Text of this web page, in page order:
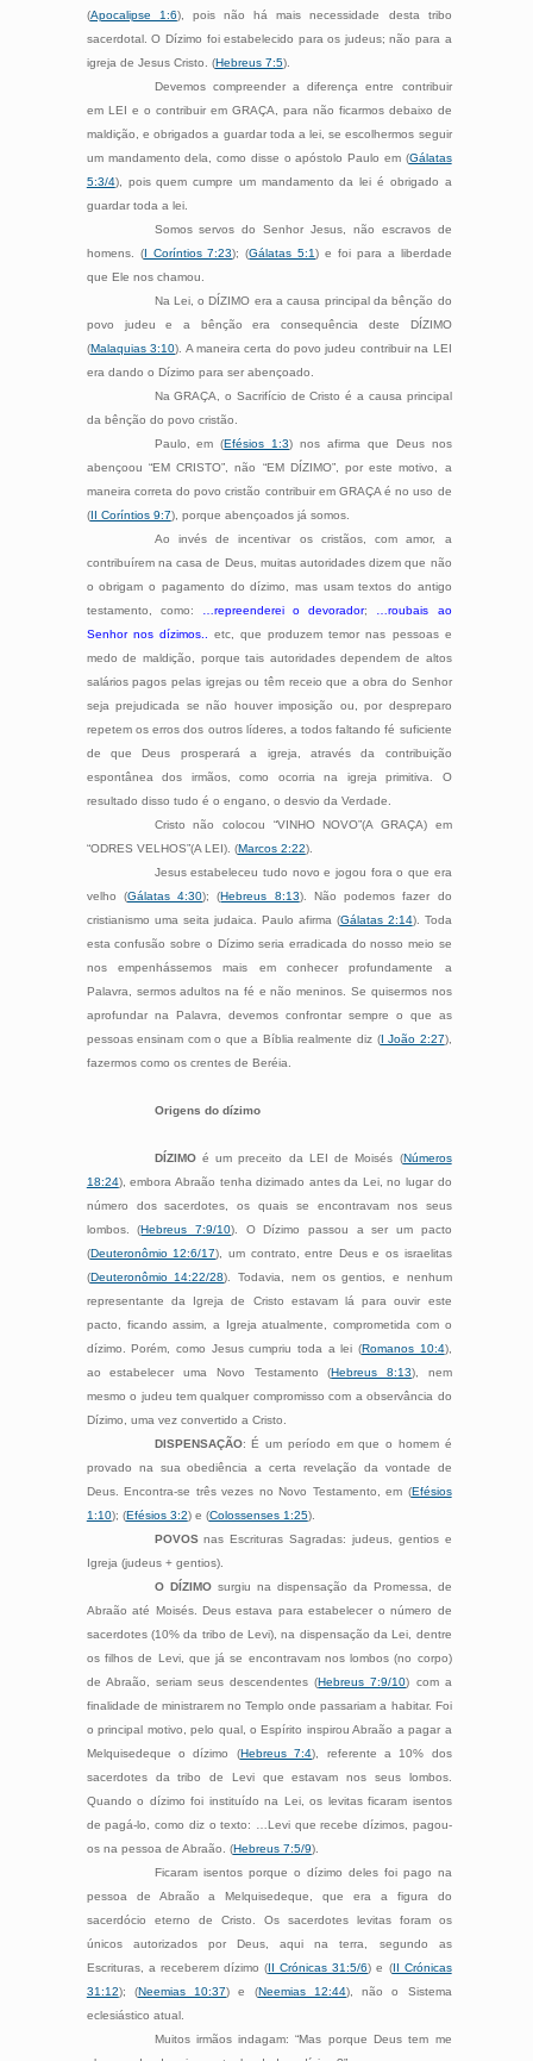
(Apocalipse 1:6), pois não há mais necessidade desta tribo
sacerdotal. O Dízimo foi estabelecido para os judeus; não para a
igreja de Jesus Cristo. (Hebreus 7:5).
Devemos compreender a diferença entre contribuir
em LEI e o contribuir em GRAÇA, para não ficarmos debaixo de
maldição, e obrigados a guardar toda a lei, se escolhermos seguir
um mandamento dela, como disse o apóstolo Paulo em (Gálatas
5:3/4), pois quem cumpre um mandamento da lei é obrigado a
guardar toda a lei.
Somos servos do Senhor Jesus, não escravos de
homens. (I Coríntios 7:23); (Gálatas 5:1) e foi para a liberdade
que Ele nos chamou.
Na Lei, o DÍZIMO era a causa principal da bênção do
povo judeu e a bênção era consequência deste DÍZIMO
(Malaquias 3:10). A maneira certa do povo judeu contribuir na LEI
era dando o Dízimo para ser abençoado.
Na GRAÇA, o Sacrifício de Cristo é a causa principal
da bênção do povo cristão.
Paulo, em (Efésios 1:3) nos afirma que Deus nos
abençoou “EM CRISTO”, não “EM DÍZIMO”, por este motivo, a
maneira correta do povo cristão contribuir em GRAÇA é no uso de
(II Coríntios 9:7), porque abençoados já somos.
Ao invés de incentivar os cristãos, com amor, a
contribuírem na casa de Deus, muitas autoridades dizem que não
o obrigam o pagamento do dízimo, mas usam textos do antigo
testamento, como: …repreenderei o devorador; …roubais ao
Senhor nos dízimos.. etc, que produzem temor nas pessoas e
medo de maldição, porque tais autoridades dependem de altos
salários pagos pelas igrejas ou têm receio que a obra do Senhor
seja prejudicada se não houver imposição ou, por despreparo
repetem os erros dos outros líderes, a todos faltando fé suficiente
de que Deus prosperará a igreja, através da contribuição
espontânea dos irmãos, como ocorria na igreja primitiva. O
resultado disso tudo é o engano, o desvio da Verdade.
Cristo não colocou “VINHO NOVO”(A GRAÇA) em
“ODRES VELHOS”(A LEI). (Marcos 2:22).
Jesus estabeleceu tudo novo e jogou fora o que era
velho (Gálatas 4:30); (Hebreus 8:13). Não podemos fazer do
cristianismo uma seita judaica. Paulo afirma (Gálatas 2:14). Toda
esta confusão sobre o Dízimo seria erradicada do nosso meio se
nos empenhássemos mais em conhecer profundamente a
Palavra, sermos adultos na fé e não meninos. Se quisermos nos
aprofundar na Palavra, devemos confrontar sempre o que as
pessoas ensinam com o que a Bíblia realmente diz (I João 2:27),
fazermos como os crentes de Beréia.
Origens do dízimo
DÍZIMOé um preceito da LEI de Moisés (Números
18:24), embora Abraão tenha dizimado antes da Lei, no lugar do
número dos sacerdotes, os quais se encontravam nos seus
lombos. (Hebreus 7:9/10). O Dízimo passou a ser um pacto
(Deuteronômio 12:6/17), um contrato, entre Deus e os israelitas
(Deuteronômio 14:22/28). Todavia, nem os gentios, e nenhum
representante da Igreja de Cristo estavam lá para ouvir este
pacto, ficando assim, a Igreja atualmente, comprometida com o
dízimo. Porém, como Jesus cumpriu toda a lei (Romanos 10:4),
ao estabelecer uma Novo Testamento (Hebreus 8:13), nem
mesmo o judeu tem qualquer compromisso com a observância do
Dízimo, uma vez convertido a Cristo.
DISPENSAÇÃO: É um período em que o homem é
provado na sua obediência a certa revelação da vontade de
Deus. Encontra-se três vezes no Novo Testamento, em (Efésios
1:10); (Efésios 3:2) e (Colossenses 1:25).
POVOSnas Escrituras Sagradas: judeus, gentios e
Igreja (judeus + gentios).
O DÍZIMOsurgiu na dispensação da Promessa, de
Abraão até Moisés. Deus estava para estabelecer o número de
sacerdotes (10% da tribo de Levi), na dispensação da Lei, dentre
os filhos de Levi, que já se encontravam nos lombos (no corpo)
de Abraão, seriam seus descendentes (Hebreus 7:9/10) com a
finalidade de ministrarem no Templo onde passariam a habitar. Foi
o principal motivo, pelo qual, o Espírito inspirou Abraão a pagar a
Melquisedeque o dízimo (Hebreus 7:4), referente a 10% dos
sacerdotes da tribo de Levi que estavam nos seus lombos.
Quando o dízimo foi instituído na Lei, os levitas ficaram isentos
de pagá-lo, como diz o texto: …Levi que recebe dízimos, pagou-
os na pessoa de Abraão. (Hebreus 7:5/9).
Ficaram isentos porque o dízimo deles foi pago na
pessoa de Abraão a Melquisedeque, que era a figura do
sacerdócio eterno de Cristo. Os sacerdotes levitas foram os
únicos autorizados por Deus, aqui na terra, segundo as
Escrituras, a receberem dízimo (II Crónicas 31:5/6) e (II Crónicas
31:12); (Neemias 10:37) e (Neemias 12:44), não o Sistema
eclesiástico atual.
Muitos irmãos indagam: “Mas porque Deus tem me